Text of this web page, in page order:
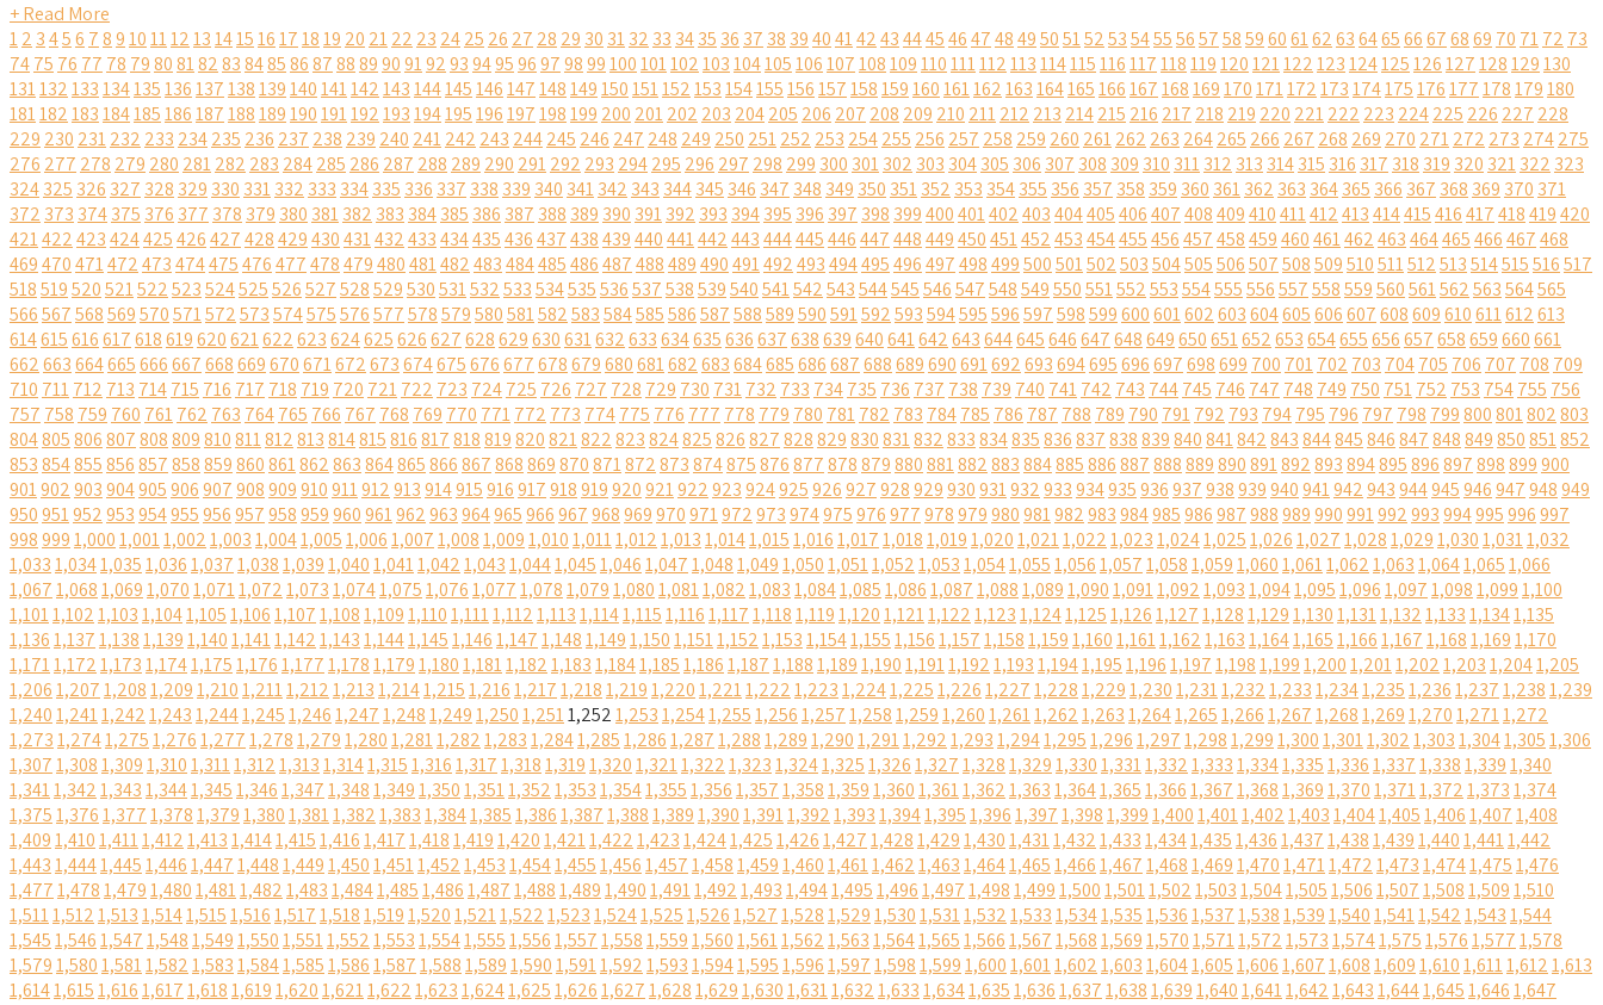
+ Read More
12 3456 78910111213141516171819 20 2122 23 2425 26 27 28 29 30 3132 33 3435 36 37 38 39404142434445464748495051525354555657585960616263646566676869 70 7172 73
7475 76 77 78 798081828384858687888990919293949596979899100101102103104105106107108109110111112113114115116117118119120121122123124125126127128129130
131132133134135136137138139140141142143144145146147148149150151152153154155156157158159160161162163164165166167168169170171172173174175176177178179180
181182183184185186187188189190191192193194195196197198199 200 201202 203 204205 206 207 208 209 210 211212 213 214215 216 217 218 219 220 221222 223 224225 226 227 228
229 230 231232 233 234235 236 237 238 239 240 241242 243 244245 246 247 248 249 250 251252 253 254255 256 257 258 259 260 261262 263 264265 266 267 268 269 270 271272 273 274275
276 277 278 279 280 281282 283 284285 286 287 288 289 290 291292 293 294295 296 297 298 299 300 301302 303 304305 306 307 308 309 310 311312 313 314315 316 317 318 319 320 321322 323
324325 326 327 328 329 330 331332 333 334335 336 337 338 339 340 341342 343 344345 346 347 348 349 350 351352 353 354355 356 357 358 359 360 361362 363 364365 366 367 368 369 370 371
372 373 374375 376 377 378 379 380 381382 383 384385 386 387 388 389 390 391392 393 394395 396 397 398 399400401402403404405406407408409410411412413414415416417418419420
421422423424425426427428429430431432433434435436437438439440441442443444445446447448449450451452453454455456457458459460461462463464465466467468
469470471472473474475476477478479480481482483484485486487488489490491492493494495496497498499500501502503504505506507508509510511512513514515516517
518519520521522523524525526527528529530531532533534535536537538539540541542543544545546547548549550551552553554555556557558559560561562563564565
566567568569570571572573574575576577578579580581582583584585586587588589590591592593594595596597598599600601602603604605606607608609610611612613
614615616617618619620621622623624625626627628629630631632633634635636637638639640641642643644645646647648649650651652653654655656657658659660661
662663664665666667668669670671672673674675676677678679680681682683684685686687688689690691692693694695696697698699 700 701702 703 704705 706 707 708 709
710 711712 713 714715 716 717 718 719 720 721722 723 724725 726 727 728 729 730 731732 733 734735 736 737 738 739 740 741742 743 744745 746 747 748 749 750 751752 753 754755 756
757 758 759 760 761762 763 764765 766 767 768 769 770 771772 773 774775 776 777 778 779 780 781782 783 784785 786 787 788 789 790 791792 793 794795 796 797 798 799800801802803
804805806807808809810811812813814815816817818819820821822823824825826827828829830831832833834835836837838839840841842843844845846847848849850851852
853854855856857858859860861862863864865866867868869870871872873874875876877878879880881882883884885886887888889890891892893894895896897898899900
901902903904905906907908909910911912913914915916917918919920921922923924925926927928929930931932933934935936937938939940941942943944945946947948949
950951952953954955956957958959960961962963964965966967968969970971972973974975976977978979980981982983984985986987988989990991992993994995996997
9989991,0001,0011,0021,0031,0041,0051,0061,0071,0081,0091,0101,0111,0121,0131,0141,0151,0161,0171,0181,0191,0201,0211,0221,0231,0241,0251,0261,0271,0281,0291,0301,0311,032
1,0331,0341,0351,0361,0371,0381,0391,0401,0411,0421,0431,0441,0451,0461,0471,0481,0491,0501,0511,0521,0531,0541,0551,0561,0571,0581,0591,0601,0611,0621,0631,0641,0651,066
1,0671,0681,0691,0701,0711,0721,0731,0741,0751,0761,0771,0781,0791,0801,0811,0821,0831,0841,0851,0861,0871,0881,0891,0901,0911,0921,0931,0941,0951,0961,0971,0981,0991,100
1,1011,1021,1031,1041,1051,1061,1071,1081,1091,1101,1111,1121,1131,1141,1151,1161,1171,1181,1191,1201,1211,1221,1231,1241,1251,1261,1271,1281,1291,1301,1311,1321,1331,1341,135
1,1361,1371,1381,1391,1401,1411,1421,1431,1441,1451,1461,1471,1481,1491,1501,1511,1521,1531,1541,1551,1561,1571,1581,1591,1601,1611,1621,1631,1641,1651,1661,1671,1681,1691,170
1,1711,1721,1731,1741,1751,1761,1771,1781,1791,1801,1811,1821,1831,1841,1851,1861,1871,1881,1891,1901,1911,1921,1931,1941,1951,1961,1971,1981,1991,2001,2011,2021,2031,2041,205
1,2061,2071,2081,2091,2101,2111,2121,2131,2141,2151,2161,2171,2181,2191,2201,2211,2221,2231,2241,2251,2261,2271,2281,2291,2301,2311,2321,2331,2341,2351,2361,2371,2381,239
1,2401,2411,2421,2431,2441,2451,2461,2471,2481,2491,2501,2511,2521,2531,2541,2551,2561,2571,2581,2591,2601,2611,2621,2631,2641,2651,2661,2671,2681,2691,2701,2711,272
1,2731,2741,2751,2761,2771,2781,2791,2801,2811,2821,2831,2841,2851,2861,2871,2881,2891,2901,2911,2921,2931,2941,2951,2961,2971,2981,2991,3001,3011,3021,3031,3041,3051,306
1,3071,3081,3091,3101,3111,3121,3131,3141,3151,3161,3171,3181,3191,3201,3211,3221,3231,3241,3251,3261,3271,3281,3291,3301,3311,3321,3331,3341,3351,3361,3371,3381,3391,340
1,3411,3421,3431,3441,3451,3461,3471,3481,3491,3501,3511,3521,3531,3541,3551,3561,3571,3581,3591,3601,3611,3621,3631,3641,3651,3661,3671,3681,3691,3701,3711,3721,3731,374
1,3751,3761,3771,3781,3791,3801,3811,3821,3831,3841,3851,3861,3871,3881,3891,3901,3911,3921,3931,3941,3951,3961,3971,3981,3991,4001,4011,4021,4031,4041,4051,4061,4071,408
1,4091,4101,4111,4121,4131,4141,4151,4161,4171,4181,4191,4201,4211,4221,4231,4241,4251,4261,4271,4281,4291,4301,4311,4321,4331,4341,4351,4361,4371,4381,4391,4401,4411,442
1,4431,4441,4451,4461,4471,4481,4491,4501,4511,4521,4531,4541,4551,4561,4571,4581,4591,4601,4611,4621,4631,4641,4651,4661,4671,4681,4691,4701,4711,4721,4731,4741,4751,476
1,4771,4781,4791,4801,4811,4821,4831,4841,4851,4861,4871,4881,4891,4901,4911,4921,4931,4941,4951,4961,4971,4981,4991,5001,5011,5021,5031,5041,5051,5061,5071,5081,5091,510
1,5111,5121,5131,5141,5151,5161,5171,5181,5191,5201,5211,5221,5231,5241,5251,5261,5271,5281,5291,5301,5311,5321,5331,5341,5351,5361,5371,5381,5391,5401,5411,5421,5431,544
1,5451,5461,5471,5481,5491,5501,5511,5521,5531,5541,5551,5561,5571,5581,5591,5601,5611,5621,5631,5641,5651,5661,5671,5681,5691,5701,5711,5721,5731,5741,5751,5761,5771,578
1,5791,5801,5811,5821,5831,5841,5851,5861,5871,5881,5891,5901,5911,5921,5931,5941,5951,5961,5971,5981,5991,6001,6011,6021,6031,6041,6051,6061,6071,6081,6091,6101,6111,6121,613
1,6141,6151,6161,6171,6181,6191,6201,6211,6221,6231,6241,6251,6261,6271,6281,6291,6301,6311,6321,6331,6341,6351,6361,6371,6381,6391,6401,6411,6421,6431,6441,6451,6461,647